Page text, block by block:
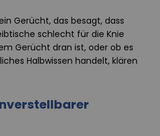
Gerücht, das besagt, dass
schlecht für die Knie
Gerücht dran ist, oder ob es
Halbwissen handelt, klären